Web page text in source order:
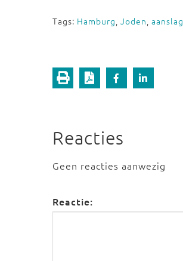
Tags: Hamburg, Joden, aanslag
Reacties
Geen reacties aanwezig
Reactie: